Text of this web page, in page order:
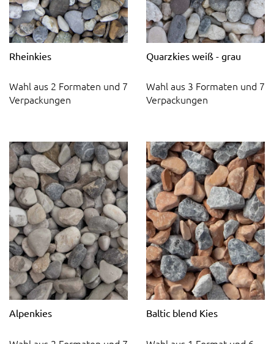
Rheinkies
Wahl aus 2 Formaten und 7
Verpackungen
Quarzkies weiß - grau
Wahl aus 3 Formaten und 7
Verpackungen
Alpenkies Baltic blend Kies